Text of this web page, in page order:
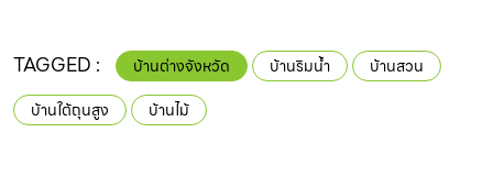
TAGGED : บ้านต่างจังหวัด บ้านริมน้ำ
บ้านสวน
บ้านใต้ถุนสูง
บ้านไม้